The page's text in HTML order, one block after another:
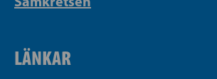
LÄNKAR